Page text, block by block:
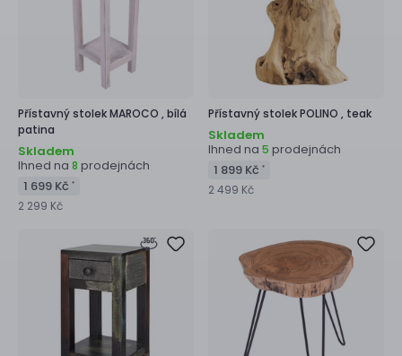
Přístavný stolekMAROCO ,bílá
patina
Skladem
Ihned na 8 prodejnách
1 699 Kč *
2 299 Kč
Přístavný stolekPOLINO , teak
Skladem
Ihned na 5 prodejnách
1 899 Kč *
2 499 Kč